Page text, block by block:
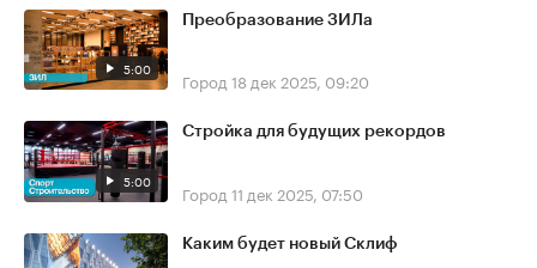
5:00
Преобразование ЗИЛа
Город 18 дек 2025, 09:20
5:00
Стройка для будущих рекордов
Город 11 дек 2025, 07:50
Каким будет новый Склиф